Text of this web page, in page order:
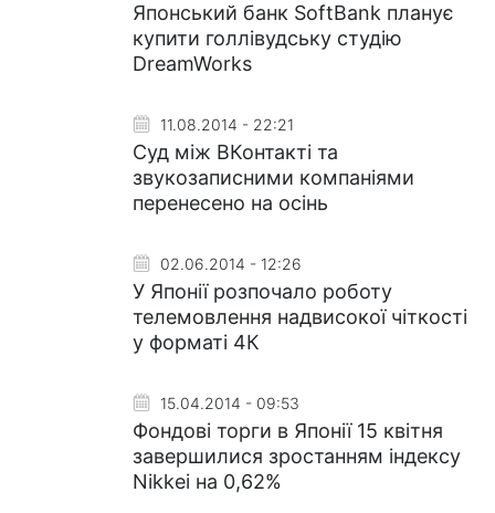
Японський банк SoftBank планує
купити голлівудську студію
DreamWorks
11.08.2014 - 22:21
Суд між ВКонтакті та
звукозаписними компаніями
перенесено на осінь
02.06.2014 - 12:26
У Японії розпочало роботу
телемовлення надвисокої чіткості
у форматі 4К
15.04.2014 - 09:53
Фондові торги в Японії 15 квітня
завершилися зростанням індексу
Nikkei на 0,62%